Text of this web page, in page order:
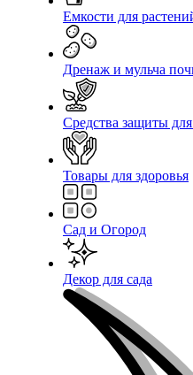
Емкости для
Дренаж и мульча
Средства защиты
Товары для здоровья
Сад и Огород
Декор для сада